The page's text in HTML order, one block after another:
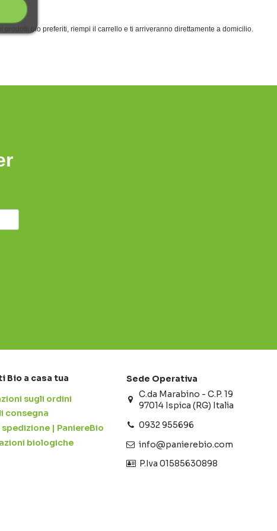
prodotti bio preferiti, riempi il carrello e ti arriveranno direttamente a domicilio.
Bio a casa tua
sugli ordini
consegna
| PaniereBio
biologiche
Sede Operativa
C.da Marabino - C.P. 19
97014 Ispica (RG) Italia
0932 955696
info@panierebio.com
‎‎‎‎‎ P.Iva 01585630898